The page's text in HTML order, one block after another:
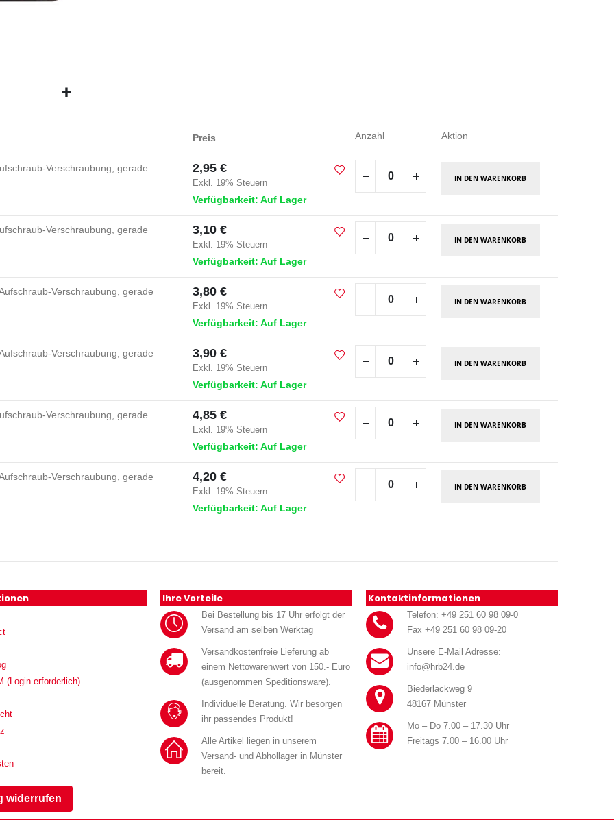
Preis Anzahl Aktion
Verschraubung, gerade 2,95 €
Exkl. 19% Steuern
Verfügbarkeit: Auf Lager
IN DEN WARENKORB
Verschraubung, gerade 3,10 €
Exkl. 19% Steuern
Verfügbarkeit: Auf Lager
IN DEN WARENKORB
Verschraubung, gerade 3,80 €
Exkl. 19% Steuern
Verfügbarkeit: Auf Lager
IN DEN WARENKORB
Verschraubung, gerade 3,90 €
Exkl. 19% Steuern
Verfügbarkeit: Auf Lager
IN DEN WARENKORB
Verschraubung, gerade 4,85 €
Exkl. 19% Steuern
Verfügbarkeit: Auf Lager
IN DEN WARENKORB
Verschraubung, gerade 4,20 €
Exkl. 19% Steuern
Verfügbarkeit: Auf Lager
IN DEN WARENKORB
(Login erforderlich)
widerrufen
Ihre Vorteile
Bei Bestellung bis 17 Uhr erfolgt der
Versand am selben Werktag
Versandkostenfreie Lieferung ab
einem Nettowarenwert von 150.- Euro
(ausgenommen Speditionsware).
Individuelle Beratung. Wir besorgen
ihr passendes Produkt!
Alle Artikel liegen in unserem
Versand- und Abhollager in Münster
bereit.
Kontaktinformationen
Telefon: +49 251 60 98 09-0
Fax +49 251 60 98 09-20
Unsere E-Mail Adresse:
info@hrb24.de
Biederlackweg 9
48167 Münster
Mo – Do 7.00 – 17.30 Uhr
Freitags 7.00 – 16.00 Uhr